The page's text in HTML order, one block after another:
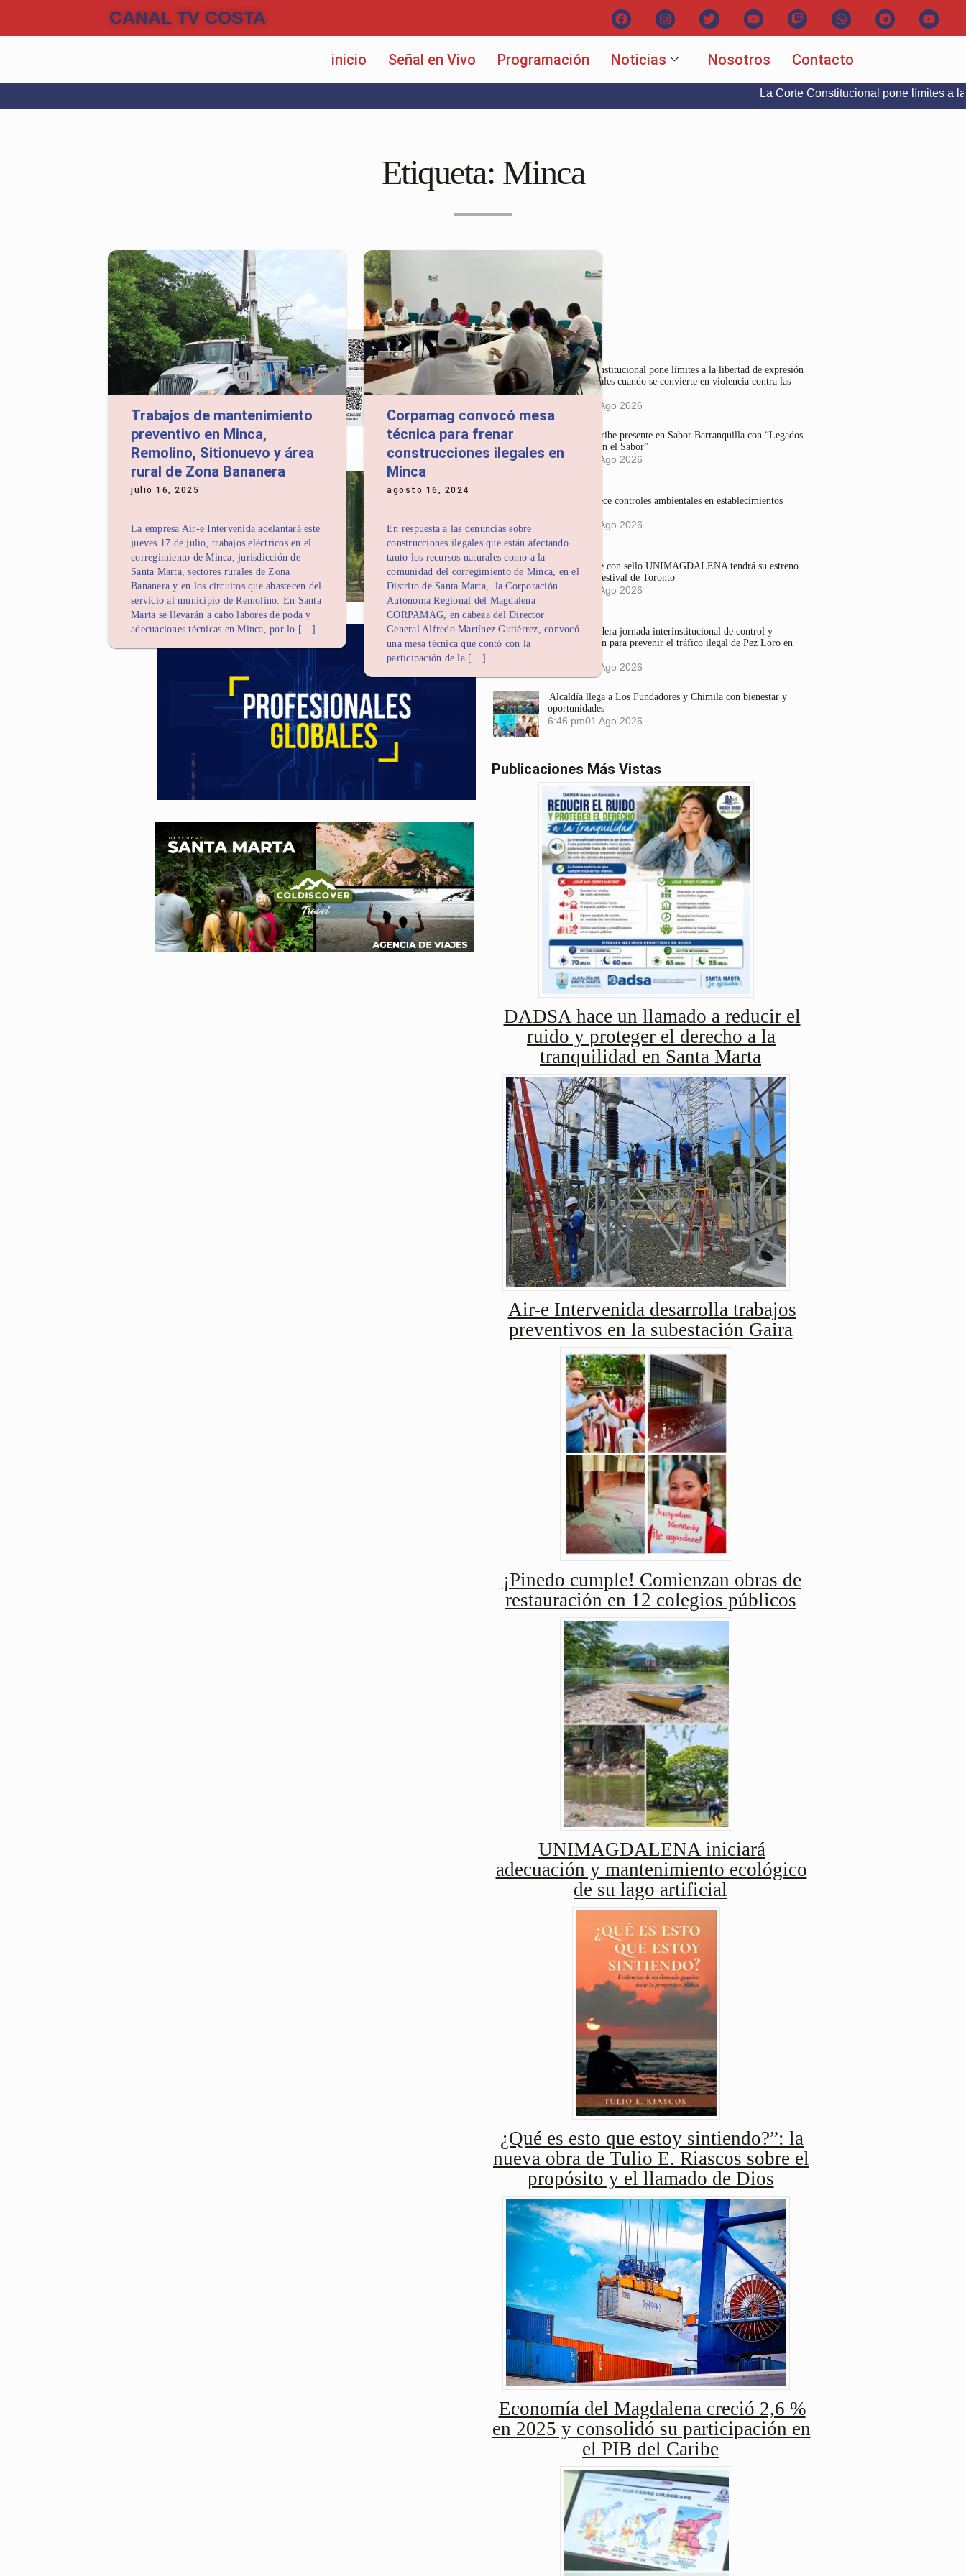
CANAL TV COSTA
inicio Señal en Vivo Programación Noticias Nosotros Contacto
La Corte Constitucional pone límites a la libertad
Etiqueta: Minca
Trabajos de mantenimiento
preventivo en Minca,
Remolino, Sitionuevo y área
rural de Zona Bananera
julio 16, 2025
La empresa Air-e Intervenida adelantará este
jueves 17 de julio, trabajos eléctricos en el
corregimiento de Minca, jurisdicción de
Santa Marta, sectores rurales de Zona
Bananera y en los circuitos que abastecen del
servicio al municipio de Remolino. En Santa
Marta se llevarán a cabo labores de poda y
adecuaciones técnicas en Minca, por lo […]
Corpamag convocó mesa
técnica para frenar
construcciones ilegales en
Minca
agosto 16, 2024
En respuesta a las denuncias sobre
construcciones ilegales que están afectando
tanto los recursos naturales como a la
comunidad del corregimiento de Minca, en el
Distrito de Santa Marta, la Corporación
Autónoma Regional del Magdalena
CORPAMAG, en cabeza del Director
General Alfredo Martínez Gutiérrez, convocó
una mesa técnica que contó con la
participación de la […]
Últimas noticias
La Corte Constitucional pone límites a la libertad de expresión
en redes sociales cuando se convierte en violencia contra las
mujeres
05 Ago 2026
Gases del Caribe presente en Sabor Barranquilla con “Legados
que Conservan el Sabor”
4:18 pm
05 Ago 2026
Dadsa fortalece controles ambientales en establecimientos
05 Ago 2026
Largometraje con sello UNIMAGDALENA tendrá su estreno
mundial en Festival de Toronto
3:23 pm
05 Ago 2026
Corpamag lidera jornada interinstitucional de control y
sensibilización para prevenir el tráfico ilegal de Pez Loro en
01 Ago 2026
Alcaldía llega a Los Fundadores y Chimila con bienestar y
oportunidades
6:46 pm01 Ago 2026
Publicaciones Más Vistas
DADSA hace un llamado a reducir el
ruido y proteger el derecho a la
tranquilidad en Santa Marta
Air-e Intervenida desarrolla trabajos
preventivos en la subestación Gaira
¡Pinedo cumple! Comienzan obras de
restauración en 12 colegios públicos
UNIMAGDALENA iniciará
adecuación y mantenimiento ecológico
de su lago artificial
¿Qué es esto que estoy sintiendo?”: la
nueva obra de Tulio E. Riascos sobre el
propósito y el llamado de Dios
Economía del Magdalena creció 2,6 %
en 2025 y consolidó su participación en
el PIB del Caribe